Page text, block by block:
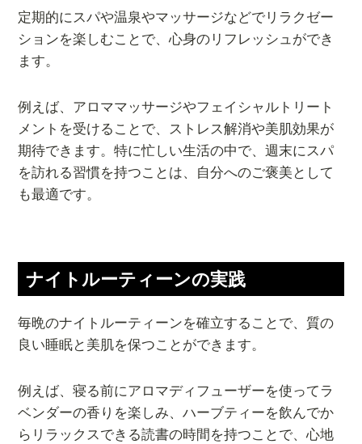
定期的にスパや温泉やマッサージなどでリラクゼー
ションを楽しむことで、心身のリフレッシュができ
ます。
例えば、アロママッサージやフェイシャルトリート
メントを受けることで、ストレス解消や美肌効果が
期待できます。特に忙しい生活の中で、週末にスパ
を訪れる習慣を持つことは、自分へのご褒美として
も最適です。
ナイトルーティーンの実践
毎晩のナイトルーティーンを確立することで、質の
良い睡眠と美肌を保つことができます。
例えば、寝る前にアロマディフューザーを使ってラ
ベンダーの香りを楽しみ、ハーブティーを飲んでか
らリラックスできる読書の時間を持つことで、心地